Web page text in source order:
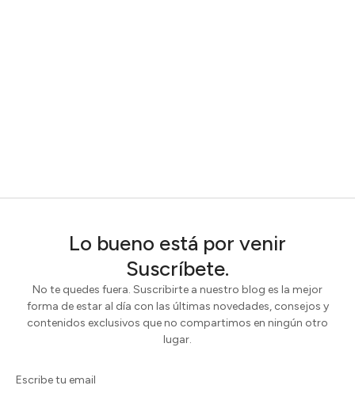
Lo bueno está por venir
Suscríbete.
No te quedes fuera. Suscribirte a nuestro blog es la mejor
forma de estar al día con las últimas novedades, consejos y
contenidos exclusivos que no compartimos en ningún otro
lugar.